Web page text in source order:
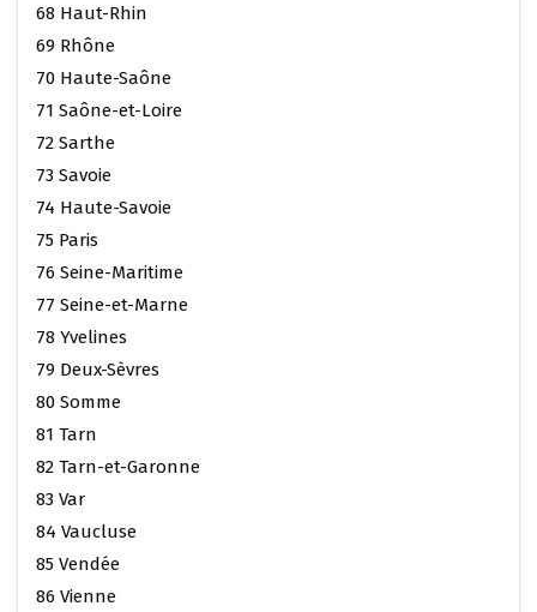
68 Haut-Rhin
69 Rhône
70 Haute-Saône
71 Saône-et-Loire
72 Sarthe
73 Savoie
74 Haute-Savoie
75 Paris
76 Seine-Maritime
77 Seine-et-Marne
78 Yvelines
79 Deux-Sèvres
80 Somme
81 Tarn
82 Tarn-et-Garonne
83 Var
84 Vaucluse
85 Vendée
86 Vienne